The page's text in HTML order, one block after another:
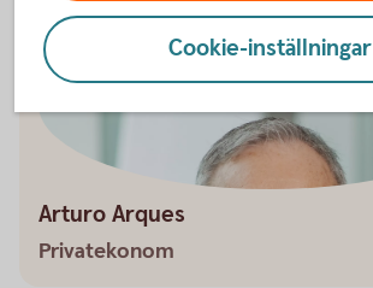
Arturo Arques
Privatekonom
Cookie-inställningar